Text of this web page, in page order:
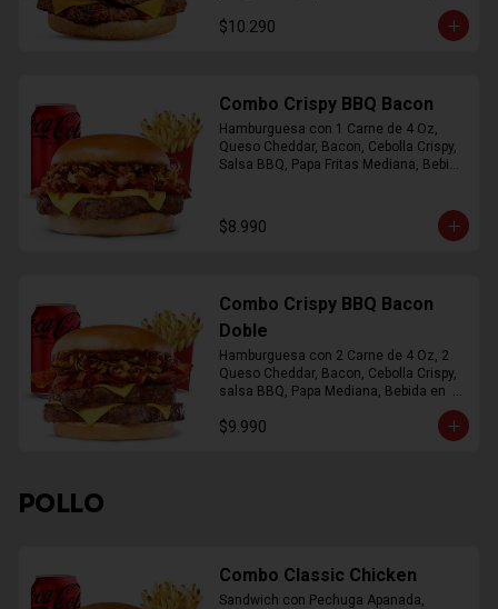
$10.290
Combo Crispy BBQ Bacon
Hamburguesa con 1 Carne de 4 Oz,
Queso Cheddar, Bacon, Cebolla Crispy,
Salsa BBQ, Papa Fritas Mediana, Bebida
$8.990
Combo Crispy BBQ Bacon
Doble
Hamburguesa con 2 Carne de 4 Oz, 2
Queso Cheddar, Bacon, Cebolla Crispy,
salsa BBQ, Papa Mediana, Bebida en
$9.990
POLLO
Combo Classic Chicken
Sandwich con Pechuga Apanada,